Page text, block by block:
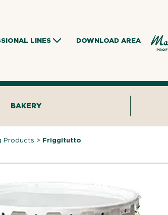
LINES DOWNLOAD AREA
BAKERY
Products > Friggitutto